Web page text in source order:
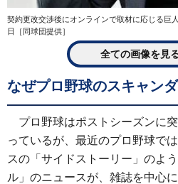
契約更改交渉後にオンラインで取材に応じる巨
日［同球団提供］
全ての画像を見
なぜプロ野球のスキャン
プロ野球はポストシーズンに
っているが、最近のプロ野球で
スの「サイドストーリー」のよ
ル」のニュースが、雑誌を中心